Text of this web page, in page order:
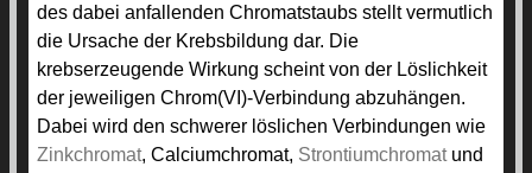
des dabei anfallenden Chromatstaubs stellt vermutlich
die Ursache der Krebsbildung dar. Die
krebserzeugende Wirkung scheint von der Löslichkeit
der jeweiligen Chrom(VI)-Verbindung abzuhängen.
Dabei wird den schwerer löslichen Verbindungen wie
Zinkchromat, Calciumchromat, Strontiumchromatund